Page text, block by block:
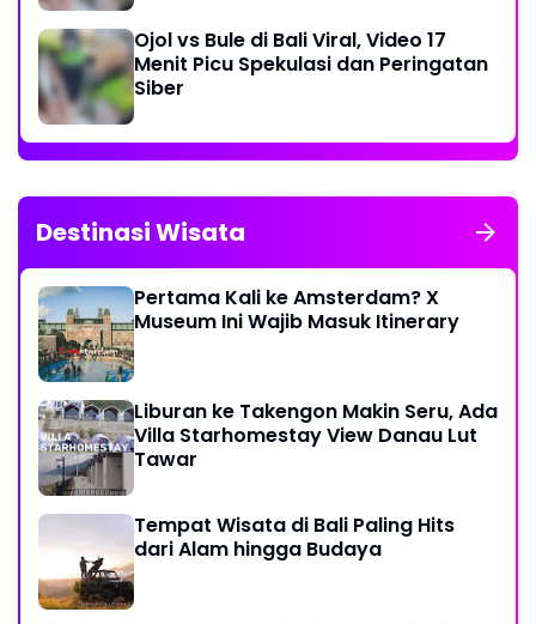
Ojol vs Bule di Bali Viral, Video 17
Menit Picu Spekulasi dan Peringatan
Siber
Destinasi Wisata
Pertama Kali ke Amsterdam? X
Museum Ini Wajib Masuk Itinerary
Liburan ke Takengon Makin Seru, Ada
Villa Starhomestay View Danau Lut
Tawar
Tempat Wisata di Bali Paling Hits
dari Alam hingga Budaya